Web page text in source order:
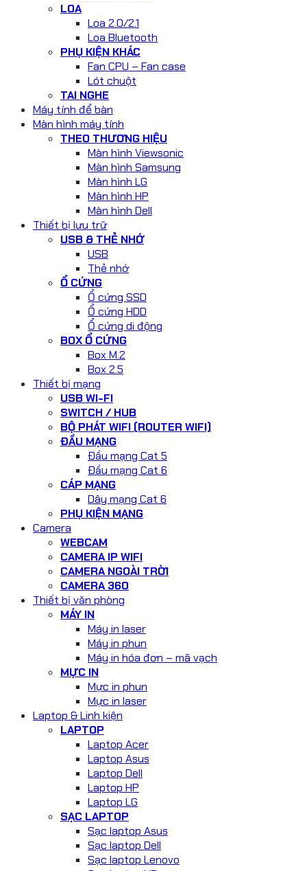
LOA
Loa 2.0/2.1
Loa Bluetooth
PHỤ KIỆN KHÁC
Fan CPU – Fan case
Lót chuột
TAI NGHE
Máy tính để bàn
Màn hình máy tính
THEO THƯƠNG HIỆU
Màn hình Viewsonic
Màn hình Samsung
Màn hình LG
Màn hình HP
Màn hình Dell
Thiết bị lưu trữ
USB & THẺ NHỚ
USB
Thẻ nhớ
Ổ CỨNG
Ổ cứng SSD
Ổ cứng HDD
Ổ cứng di động
BOX Ổ CỨNG
Box M.2
Box 2.5
Thiết bị mạng
USB WI-FI
SWITCH / HUB
BỘ PHÁT WIFI (ROUTER WIFI)
ĐẦU MẠNG
Đầu mạng Cat 5
Đầu mạng Cat 6
CÁP MẠNG
Dây mạng Cat 6
PHỤ KIỆN MẠNG
Camera
WEBCAM
CAMERA IP WIFI
CAMERA NGOÀI TRỜI
CAMERA 360
Thiết bị văn phòng
MÁY IN
Máy in laser
Máy in phun
Máy in hóa đơn – mã vạch
MỰC IN
Mực in phun
Mực in laser
Laptop & Linh kiện
LAPTOP
Laptop Acer
Laptop Asus
Laptop Dell
Laptop HP
Laptop LG
SẠC LAPTOP
Sạc laptop Asus
Sạc laptop Dell
Sạc laptop Lenovo